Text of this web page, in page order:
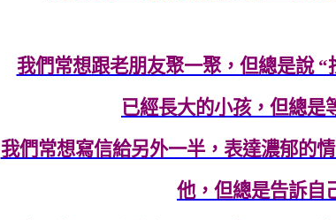
我們常想跟老朋友聚一聚，但總是說
已經長大的小孩，但總是
我們常想寫信給另外一半，表達濃郁的
他，但總是告訴自